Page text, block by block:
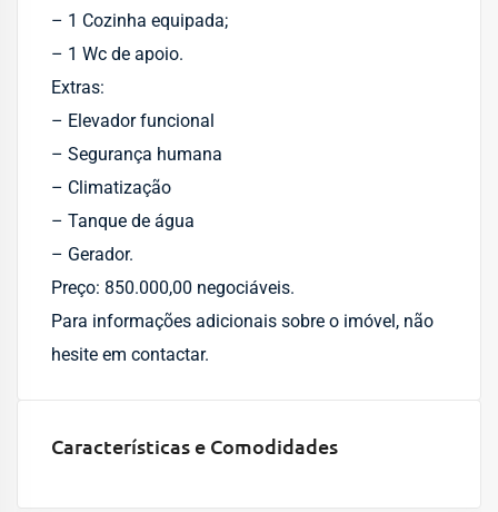
– ⁠1 Cozinha equipada;
– ⁠1 Wc de apoio.
Extras:
– Elevador funcional
– ⁠Segurança humana
– ⁠Climatização
– ⁠Tanque de água
– ⁠Gerador.
Preço: 850.000,00 negociáveis.
Para informações adicionais sobre o imóvel, não
hesite em contactar.
Características e Comodidades